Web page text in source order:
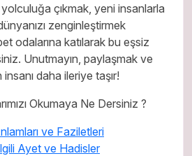
çıkmak, yeni insanlarla
zenginleştirmek
odalarına katılarak bu eşsiz
Unutmayın, paylaşmak ve
daha ileriye taşır!
Okumaya Ne Dersiniz ?
ve Faziletleri
Ayet ve Hadisler